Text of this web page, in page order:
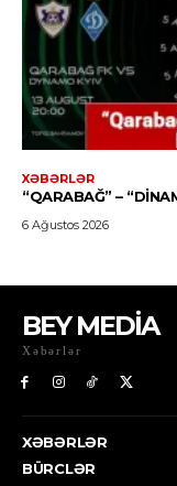
BEY MEDİA
Xəbərlər
XƏBƏRLƏR
BÜRCLƏR